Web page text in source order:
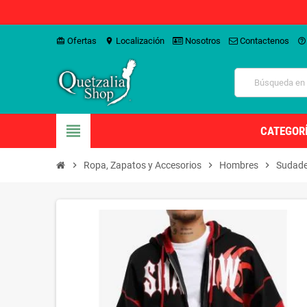
card_giftcard Ofertas location_on Localización Nosotros Contactenos help_outline
view_headline
chevron_right Ropa, Zapatos y Accesorios chevron_right Hombres chevron_right